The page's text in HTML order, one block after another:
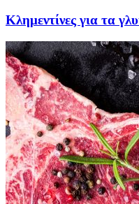
Κλημεντίνες για τα